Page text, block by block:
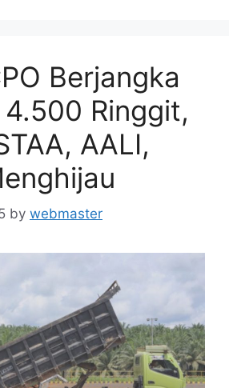
Berjangka
Ringgit,
AALI,
by webmaster